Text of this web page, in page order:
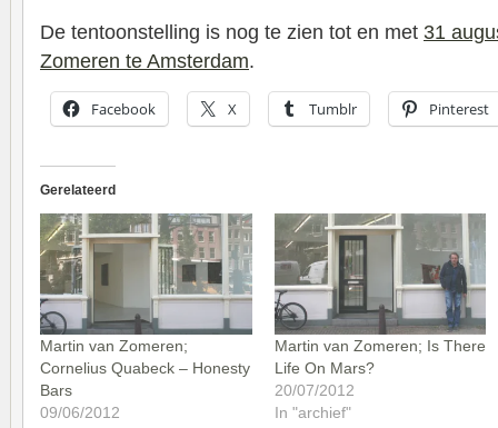
De tentoonstelling is nog te zien tot en met 31
Zomeren te Amsterdam.
Facebook X Tumblr Pinterest
Gerelateerd
Martin van Zomeren;
Cornelius Quabeck – Honesty
Bars
09/06/2012
Martin van Zomeren; Is There
Life On Mars?
20/07/2012
In "archief"